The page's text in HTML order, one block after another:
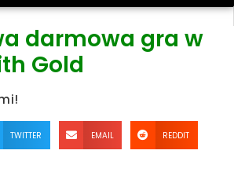
darmowa gra w
Gold
TWITTER EMAIL REDDIT